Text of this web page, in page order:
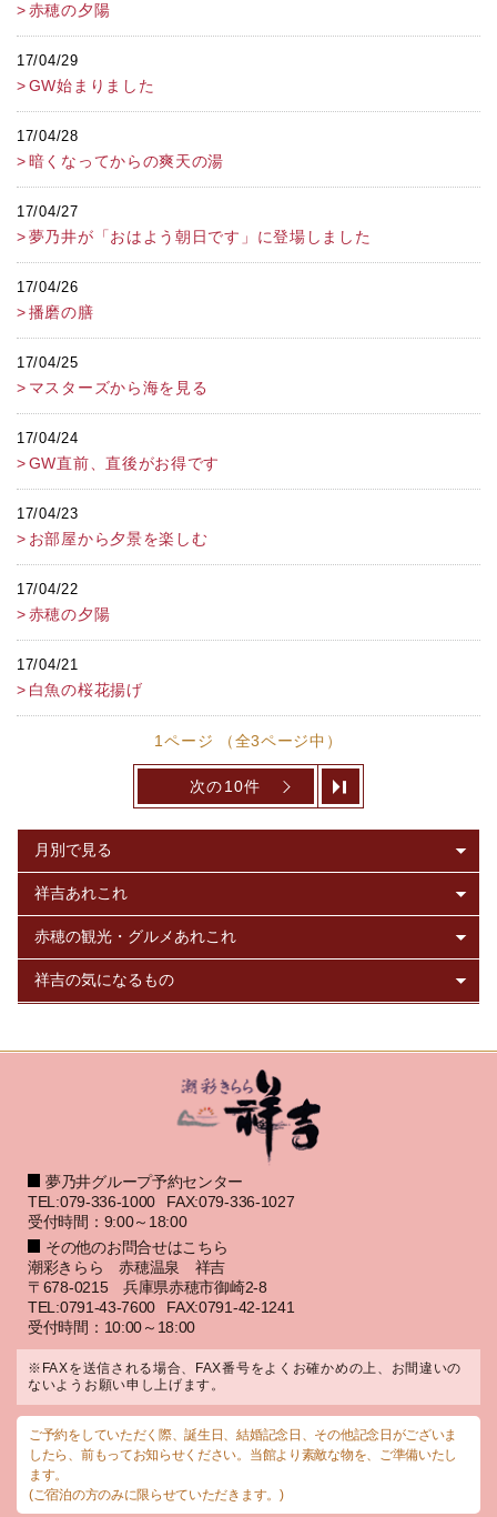
赤穂の夕陽
17/04/29
GW始まりました
17/04/28
暗くなってからの爽天の湯
17/04/27
夢乃井が「おはよう朝日です」に登場しました
17/04/26
播磨の膳
17/04/25
マスターズから海を見る
17/04/24
GW直前、直後がお得です
17/04/23
お部屋から夕景を楽しむ
17/04/22
赤穂の夕陽
17/04/21
白魚の桜花揚げ
1ページ （全3ページ中）
次の10件
夢乃井グループ予約センター
TEL:079-336-1000
FAX:079-336-1027
受付時間：9:00～18:00
その他のお問合せはこちら
潮彩きらら 赤穂温泉 祥吉
〒678-0215 兵庫県赤穂市御崎2-8
TEL:0791-43-7600
FAX:0791-42-1241
受付時間：10:00～18:00
※FAXを送信される場合、FAX番号をよくお確かめの上、お間違いの
ないようお願い申し上げます。
ご予約をしていただく際、誕生日、結婚記念日、その他記念日がございま
したら、前もってお知らせください。当館より素敵な物を、ご準備いたし
ます。
(ご宿泊の方のみに限らせていただきます。)